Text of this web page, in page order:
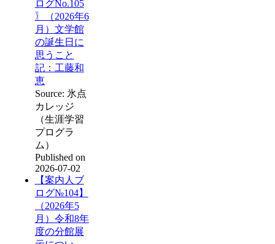
ログNo.105
〗（2026年6
月）文学館
の誕生日に
思うこと
記：工藤和
恵
Source: 氷点
カレッジ
（生涯学習
プログラ
ム）
Published on
2026-07-02
【案内人ブ
ログ№104】
（2026年5
月）令和8年
度の分館展